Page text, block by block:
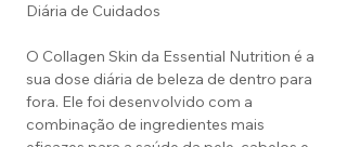
Diária de Cuidados
O Collagen Skin da Essential Nutrition é a
sua dose diária de beleza de dentro para
fora. Ele foi desenvolvido com a
combinação de ingredientes mais